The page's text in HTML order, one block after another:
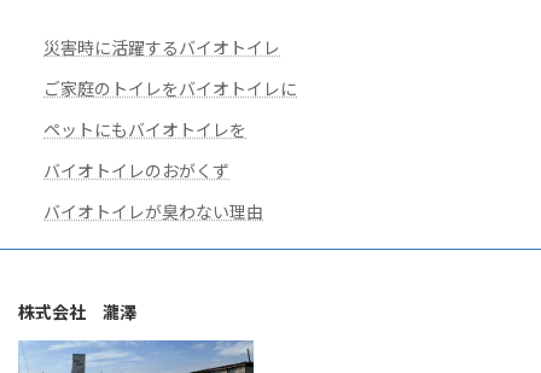
災害時に活躍するバイオトイレ
ご家庭のトイレをバイオトイレに
ペットにもバイオトイレを
バイオトイレのおがくず
バイオトイレが臭わない理由
株式会社 瀧澤